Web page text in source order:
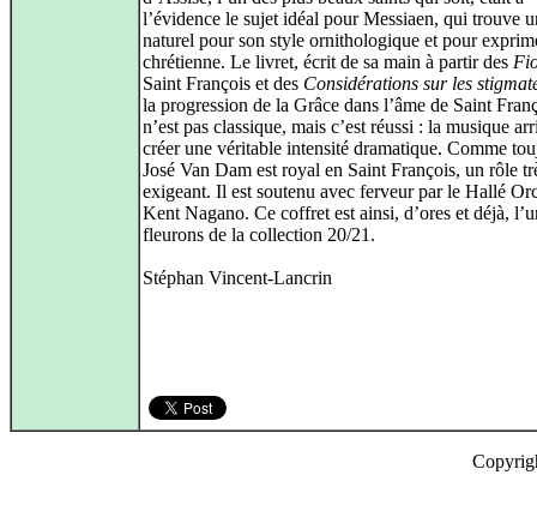
l’évidence le sujet idéal pour Messiaen, qui trouve
naturel pour son style ornithologique et pour
chrétienne. Le livret, écrit de sa main à partir des
Saint François et des Considérations sur les
la progression de la Grâce dans l’âme de Saint
n’est pas classique, mais c’est réussi : la musique
créer une véritable intensité dramatique. Comme
José Van Dam est royal en Saint François, un rôle
exigeant. Il est soutenu avec ferveur par le Hallé
Kent Nagano. Ce coffret est ainsi, d’ores et déjà,
fleurons de la collection 20/21.
Stéphan Vincent-Lancrin